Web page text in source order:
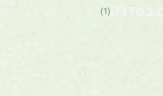
בסדרה (1)